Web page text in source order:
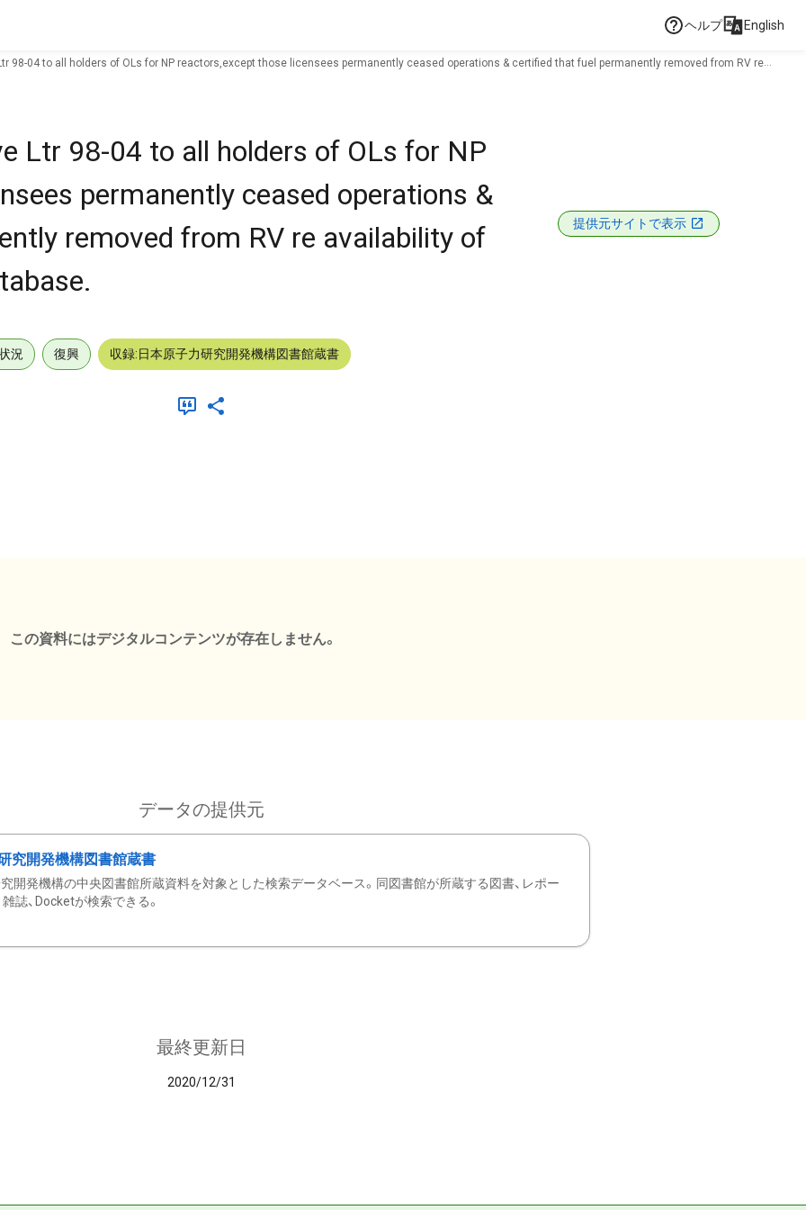
ヘルプ English
98-04 to all holders of OLs for NP reactors,except those licensees permanently ceased operations & certified that fuel permanently removed from RV re
Ltr 98-04 to all holders of OLs for NP
permanently ceased operations &
removed from RV re availability of
提供元サイトで表示
況 復興 収録:日本原子力研究開発機構図書館蔵書
この資料にはデジタルコンテンツが存在しません。
データの提供元
究開発機構図書館蔵書
開発機構の中央図書館所蔵資料を対象とした検索データベース。同図書館が所蔵する図書、レポー
雑誌、Docketが検索できる。
最終更新日
2020/12/31